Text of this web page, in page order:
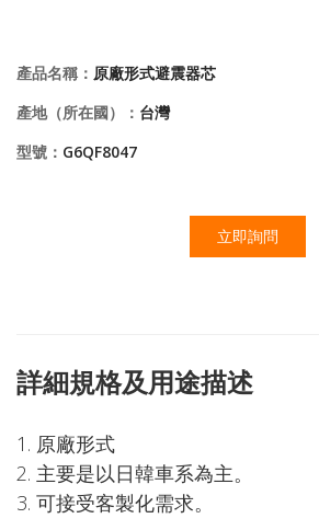
產品名稱： 原廠形式避震器芯
產地（所在國）： 台灣
型號： G6QF8047
立即詢問
詳細規格及用途描述
1. 原廠形式
2. 主要是以日韓車系為主。
3. 可接受客製化需求。